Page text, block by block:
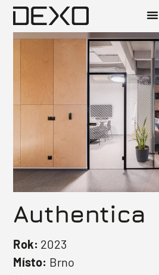
Authentica
Rok: 2023
Místo: Brno